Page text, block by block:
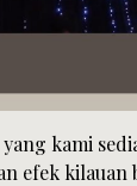
kami
efek kilauan